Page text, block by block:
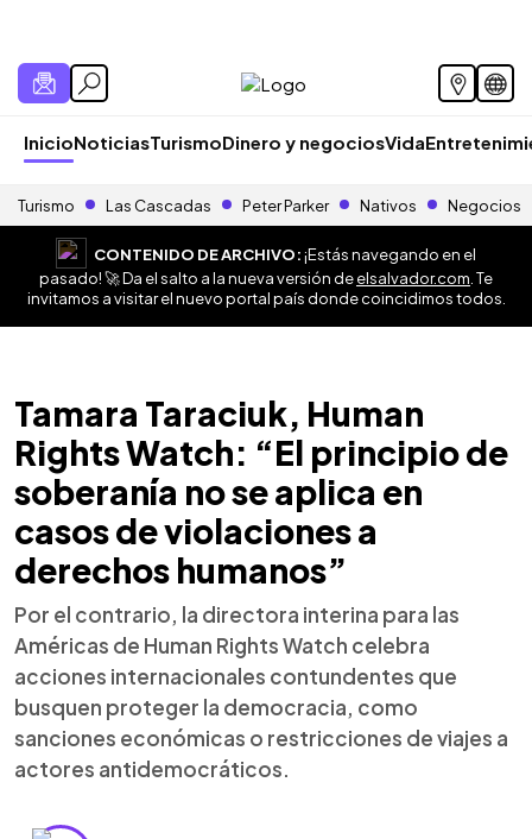
InicioNoticiasTurismoDinero y negociosVida
Turismo Las Cascadas Peter Parker Nativos Negocios
CONTENIDO DE ARCHIVO:¡Estás navegando en el
pasado! 🚀 Da el salto a la nueva versión deelsalvador.com . Te
invitamos a visitar el nuevo portal país donde coincidimos todos.
Tamara Taraciuk, Human
Rights Watch: “El principio de
soberanía no se aplica en
casos de violaciones a
derechos humanos”
Por el contrario, la directora interina para las
Américas de Human Rights Watch celebra
acciones internacionales contundentes que
busquen proteger la democracia, como
sanciones económicas o restricciones de viajes a
actores antidemocráticos.